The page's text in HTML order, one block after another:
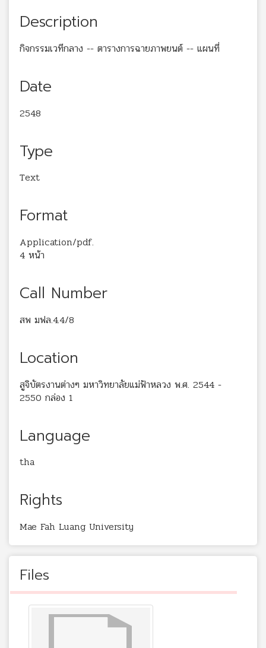
Description
กิจกรรมเวทีกลาง -- ตารางการฉายภาพยนต์ -- แผนที่
Date
2548
Type
Text
Format
Application/pdf.
4 หน้า
Call Number
สพ มฟล.4.4/8
Location
สูจิบัตรงานต่างๆ มหาวิทยาลัยแม่ฟ้าหลวง พ.ศ. 2544 -
2550 กล่อง 1
Language
tha
Rights
Mae Fah Luang University
Files